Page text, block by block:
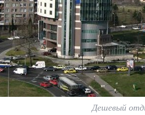
Дешевый